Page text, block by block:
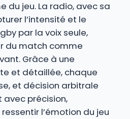
du jeu. La radio, avec sa
l’intensité et le
par la voix seule,
du match comme
Grâce à une
et détaillée, chaque
et décision arbitrale
précision,
l’émotion du jeu